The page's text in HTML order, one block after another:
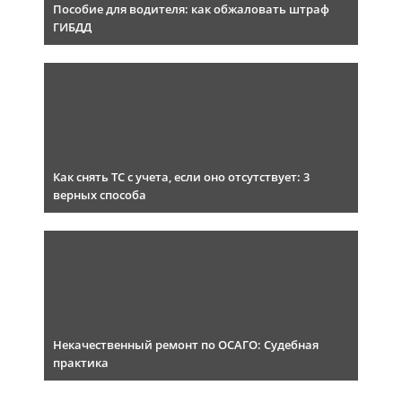
Пособие для водителя: как обжаловать штраф
ГИБДД
Как снять ТС с учета, если оно отсутствует: 3
верных способа
Некачественный ремонт по ОСАГО: Судебная
практика